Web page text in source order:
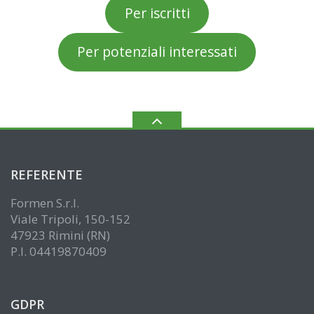
Per iscritti
Per potenziali interessati
REFERENTE
Formen S.r.l.
Viale Tripoli, 150-152
47923 Rimini (RN)
P.I. 04419870409
GDPR